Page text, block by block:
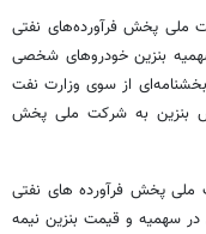
پخش فرآورده‌های نفتی
بنزین خودروهای شخصی
از سوی وزارت نفت
بنزین به شرکت ملی پخش
پخش فرآورده های نفتی
در سهمیه و قیمت بنزین نیمه